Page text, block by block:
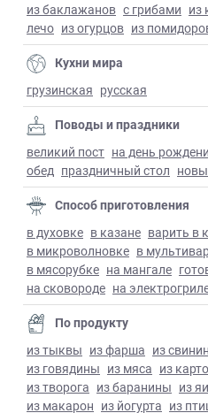
из баклажанов с грибами из
лечо из огурцов из
Кухни мира
грузинская русская
Поводы и праздники
великий пост на день
обед праздничный стол
Способ приготовления
в духовке в казане варить в
в микроволновке в
в мясорубке на мангале
на сковороде на
По продукту
из тыквы из фарша из
из говядины из мяса из
из творога из баранины из
из макарон из йогурта из